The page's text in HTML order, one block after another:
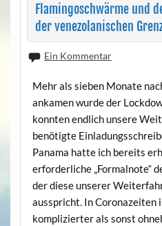
Flamingoschwärme und
der venezolanischen
Ein Kommentar
Mehr als sieben Monate
ankamen wurde der
konnten endlich unsere
benötigte
Panama hatte ich bereits
erforderliche „Formalnote“
der diese unserer
ausspricht. In Coronazeiten
komplizierter als sonst